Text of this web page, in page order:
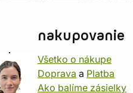
nakupovanie
Všetko o nákupe
Doprava a Platba
Ako balíme zásielky